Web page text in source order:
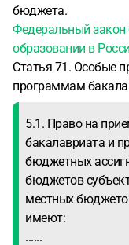
бюджета.
Федеральный закон
образовании в
Статья 71. Особые
программам
5.1. Право на
бакалавриата и
бюджетных
бюджетов
местных
имеют:
......